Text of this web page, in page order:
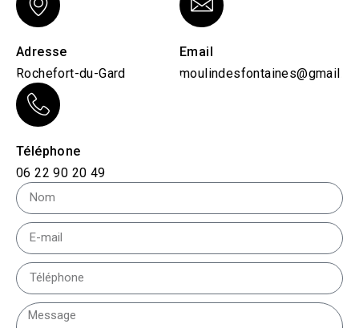
Adresse
Rochefort-du-Gard
Email
Téléphone
06 22 90 20 49